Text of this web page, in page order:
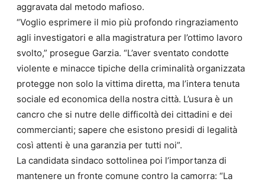
aggravata dal metodo mafioso.
“Voglio esprimere il mio più profondo ringraziamento
agli investigatori e alla magistratura per l’ottimo lavoro
svolto,” prosegue Garzia. “L’aver sventato condotte
violente e minacce tipiche della criminalità organizzata
protegge non solo la vittima diretta, ma l’intera tenuta
sociale ed economica della nostra città. L’usura è un
cancro che si nutre delle difficoltà dei cittadini e dei
commercianti; sapere che esistono presidi di legalità
così attenti è una garanzia per tutti noi”.
La candidata sindaco sottolinea poi l’importanza di
mantenere un fronte comune contro la camorra: “La